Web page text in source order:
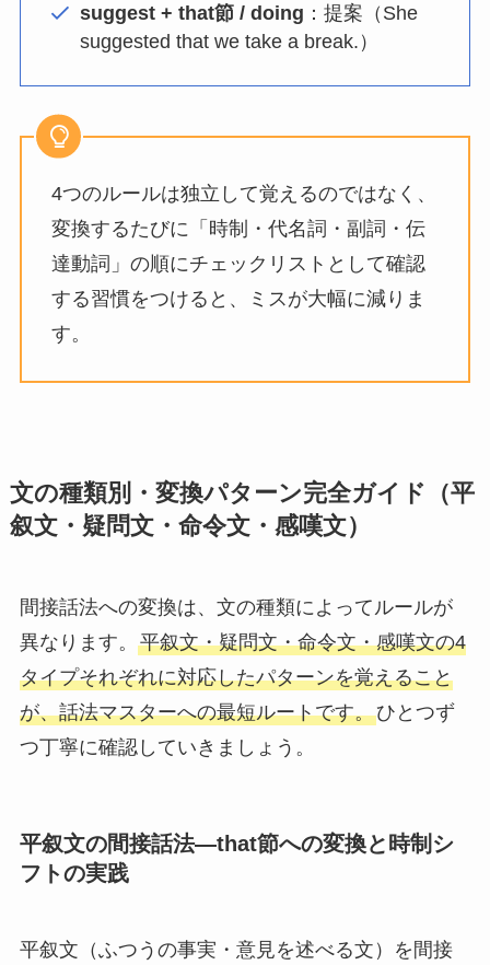
suggest + that節 / doing ：提案（She
suggested that we take a break.）
4つのルールは独立して覚えるのではなく、
変換するたびに「時制・代名詞・副詞・伝
達動詞」の順にチェックリストとして確認
する習慣をつけると、ミスが大幅に減りま
す。
文の種類別・変換パターン完全ガイド（平
叙文・疑問文・命令文・感嘆文）
間接話法への変換は、文の種類によってルールが
異なります。 平叙文・疑問文・命令文・感嘆文の4
タイプそれぞれに対応したパターンを覚えること
が、話法マスターへの最短ルートです。ひとつず
つ丁寧に確認していきましょう。
平叙文の間接話法—that節への変換と時制シ
フトの実践
平叙文（ふつうの事実・意見を述べる文）を間接